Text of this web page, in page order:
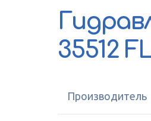
35512
Производитель